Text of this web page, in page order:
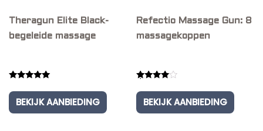
Theragun Elite Black-
begeleide massage
5.00
out of 5
BEKIJK AANBIEDING
Refectio Massage Gun: 8
massagekoppen
4.00
out of 5
BEKIJK AANBIEDING